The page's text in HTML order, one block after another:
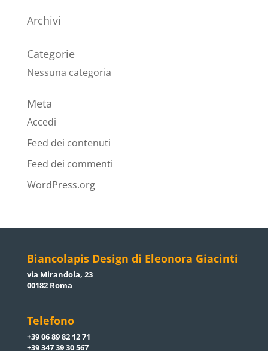
Archivi
Categorie
Nessuna categoria
Meta
Accedi
Feed dei contenuti
Feed dei commenti
WordPress.org
Biancolapis Design di Eleonora Giacinti
via Mirandola, 23
00182 Roma
Telefono
+39 06 89 82 12 71
+39 347 39 30 567